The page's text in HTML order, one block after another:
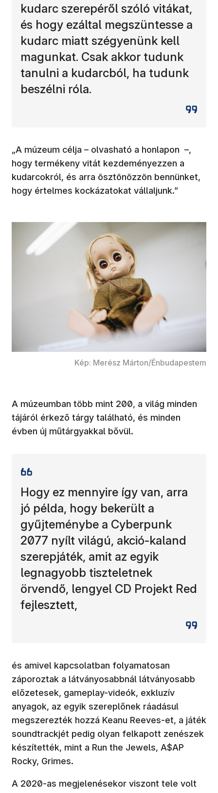
kudarc szerepéről szóló vitákat,
és hogy ezáltal megszüntesse a
kudarc miatt szégyenünk kell
magunkat. Csak akkor tudunk
tanulni a kudarcból, ha tudunk
beszélni róla.
„A múzeum célja – olvasható a honlapon –,
hogy termékeny vitát kezdeményezzen a
kudarcokról, és arra ösztönözzön bennünket,
hogy értelmes kockázatokat vállaljunk.”
Kép: Merész Márton/Énbudapestem
A múzeumban több mint 200, a világ minden
tájáról érkező tárgy található, és minden
évben új műtárgyakkal bővül.
Hogy ez mennyire így van, arra
jó példa, hogy bekerült a
gyűjteménybe a Cyberpunk
2077 nyílt világú, akció-kaland
szerepjáték, amit az egyik
legnagyobb tiszteletnek
örvendő, lengyel CD Projekt Red
fejlesztett,
és amivel kapcsolatban folyamatosan
záporoztak a látványosabbnál látványosabb
előzetesek, gameplay-videók, exkluzív
anyagok, az egyik szereplőnek ráadásul
megszerezték hozzá Keanu Reeves-et, a játék
soundtrackjét pedig olyan felkapott zenészek
készítették, mint a Run the Jewels, A$AP
Rocky, Grimes.
A 2020-as megjelenésekor viszont tele volt